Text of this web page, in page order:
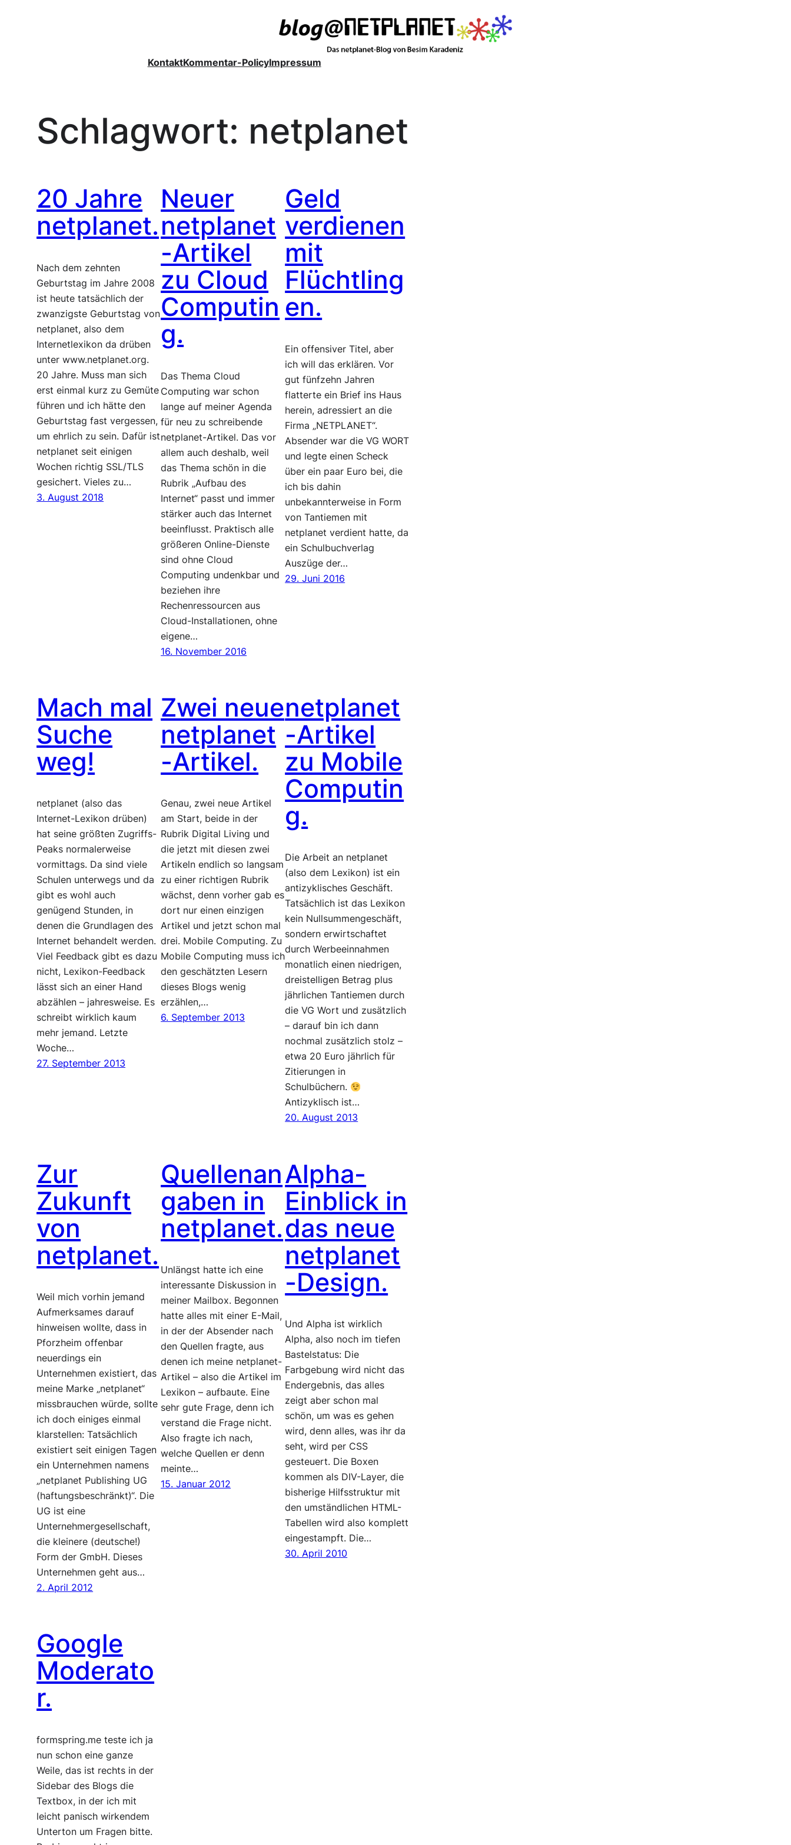
KontaktKommentar-PolicyImpressum
Schlagwort: netplanet
20 Jahre
netplanet.
Nach dem zehnten
Geburtstag im Jahre 2008
ist heute tatsächlich der
zwanzigste Geburtstag von
netplanet, also dem
Internetlexikon da drüben
unter www.netplanet.org.
20 Jahre. Muss man sich
erst einmal kurz zu Gemüte
führen und ich hätte den
Geburtstag fast vergessen,
um ehrlich zu sein. Dafür ist
netplanet seit einigen
Wochen richtig SSL/TLS
gesichert. Vieles zu…
3. August 2018
Neuer
netplanet
-Artikel
zu Cloud
Computin
g.
Das Thema Cloud
Computing war schon
lange auf meiner Agenda
für neu zu schreibende
netplanet-Artikel. Das vor
allem auch deshalb, weil
das Thema schön in die
Rubrik „Aufbau des
Internet“ passt und immer
stärker auch das Internet
beeinflusst. Praktisch alle
größeren Online-Dienste
sind ohne Cloud
Computing undenkbar und
beziehen ihre
Rechenressourcen aus
Cloud-Installationen, ohne
eigene…
16. November 2016
Geld
verdienen
mit
Flüchtling
en.
Ein offensiver Titel, aber
ich will das erklären. Vor
gut fünfzehn Jahren
flatterte ein Brief ins Haus
herein, adressiert an die
Firma „NETPLANET“.
Absender war die VG WORT
und legte einen Scheck
über ein paar Euro bei, die
ich bis dahin
unbekannterweise in Form
von Tantiemen mit
netplanet verdient hatte, da
ein Schulbuchverlag
Auszüge der…
29. Juni 2016
Mach mal
Suche
weg!
netplanet (also das
Internet-Lexikon drüben)
hat seine größten Zugriffs-
Peaks normalerweise
vormittags. Da sind viele
Schulen unterwegs und da
gibt es wohl auch
genügend Stunden, in
denen die Grundlagen des
Internet behandelt werden.
Viel Feedback gibt es dazu
nicht, Lexikon-Feedback
lässt sich an einer Hand
abzählen – jahresweise. Es
schreibt wirklich kaum
mehr jemand. Letzte
Woche…
27. September 2013
Zwei neue
netplanet
-Artikel.
Genau, zwei neue Artikel
am Start, beide in der
Rubrik Digital Living und
die jetzt mit diesen zwei
Artikeln endlich so langsam
zu einer richtigen Rubrik
wächst, denn vorher gab es
dort nur einen einzigen
Artikel und jetzt schon mal
drei. Mobile Computing. Zu
Mobile Computing muss ich
den geschätzten Lesern
dieses Blogs wenig
erzählen,…
6. September 2013
netplanet
-Artikel
zu Mobile
Computin
g.
Die Arbeit an netplanet
(also dem Lexikon) ist ein
antizyklisches Geschäft.
Tatsächlich ist das Lexikon
kein Nullsummengeschäft,
sondern erwirtschaftet
durch Werbeeinnahmen
monatlich einen niedrigen,
dreistelligen Betrag plus
jährlichen Tantiemen durch
die VG Wort und zusätzlich
– darauf bin ich dann
nochmal zusätzlich stolz –
etwa 20 Euro jährlich für
Zitierungen in
Schulbüchern.
Antizyklisch ist…
20. August 2013
Zur
Zukunft
von
netplanet.
Weil mich vorhin jemand
Aufmerksames darauf
hinweisen wollte, dass in
Pforzheim offenbar
neuerdings ein
Unternehmen existiert, das
meine Marke „netplanet“
missbrauchen würde, sollte
ich doch einiges einmal
klarstellen: Tatsächlich
existiert seit einigen Tagen
ein Unternehmen namens
„netplanet Publishing UG
(haftungsbeschränkt)“. Die
UG ist eine
Unternehmergesellschaft,
die kleinere (deutsche!)
Form der GmbH. Dieses
Unternehmen geht aus…
2. April 2012
Quellenan
gaben in
netplanet.
Unlängst hatte ich eine
interessante Diskussion in
meiner Mailbox. Begonnen
hatte alles mit einer E-Mail,
in der der Absender nach
den Quellen fragte, aus
denen ich meine netplanet-
Artikel – also die Artikel im
Lexikon – aufbaute. Eine
sehr gute Frage, denn ich
verstand die Frage nicht.
Also fragte ich nach,
welche Quellen er denn
meinte…
15. Januar 2012
Alpha-
Einblick in
das neue
netplanet
-Design.
Und Alpha ist wirklich
Alpha, also noch im tiefen
Bastelstatus: Die
Farbgebung wird nicht das
Endergebnis, das alles
zeigt aber schon mal
schön, um was es gehen
wird, denn alles, was ihr da
seht, wird per CSS
gesteuert. Die Boxen
kommen als DIV-Layer, die
bisherige Hilfsstruktur mit
den umständlichen HTML-
Tabellen wird also komplett
eingestampft. Die…
30. April 2010
Google
Moderato
r.
formspring.me teste ich ja
nun schon eine ganze
Weile, das ist rechts in der
Sidebar des Blogs die
Textbox, in der ich mit
leicht panisch wirkendem
Unterton um Fragen bitte.